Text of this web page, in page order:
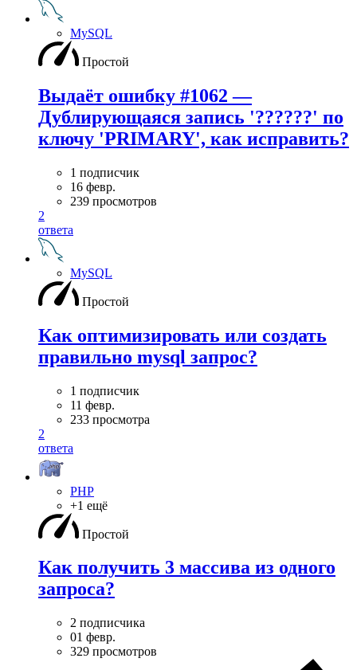
MySQL
Простой
Выдаёт ошибку #1062 —
Дублирующаяся запись '??????' по
ключу 'PRIMARY', как исправить?
1 подписчик
16 февр.
239 просмотров
2
ответа
MySQL
Простой
Как оптимизировать или создать
правильно mysql запрос?
1 подписчик
11 февр.
233 просмотра
2
ответа
PHP
+1 ещё
Простой
Как получить 3 массива из одного
запроса?
2 подписчика
01 февр.
329 просмотров